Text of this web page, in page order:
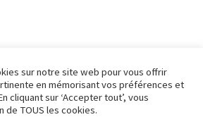
sur notre site web pour vous offrir
en mémorisant vos préférences et
cliquant sur ‘Accepter tout’, vous
de TOUS les cookies.